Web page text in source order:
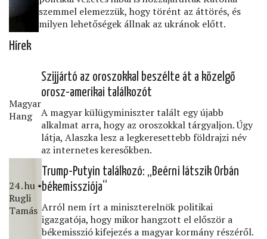
szemmel elemezzük, hogy törént az áttörés, és
milyen lehetőségek állnak az ukránok előtt.
Hírek
Magyar
Hang
Szijjártó az oroszokkal beszélte át a közelgő
orosz-amerikai találkozót
A magyar külügyminiszter talált egy újabb
alkalmat arra, hogy az oroszokkal tárgyaljon. Úgy
látja, Alaszka lesz a legkeresettebb földrajzi név
az internetes keresőkben.
24․hu •
Rugli
Tamás
Trump-Putyin találkozó: „Beérni látszik Orbán
békemissziója“
Arról nem írt a miniszterelnök politikai
igazgatója, hogy mikor hangzott el először a
békemisszió kifejezés a magyar kormány részéről.